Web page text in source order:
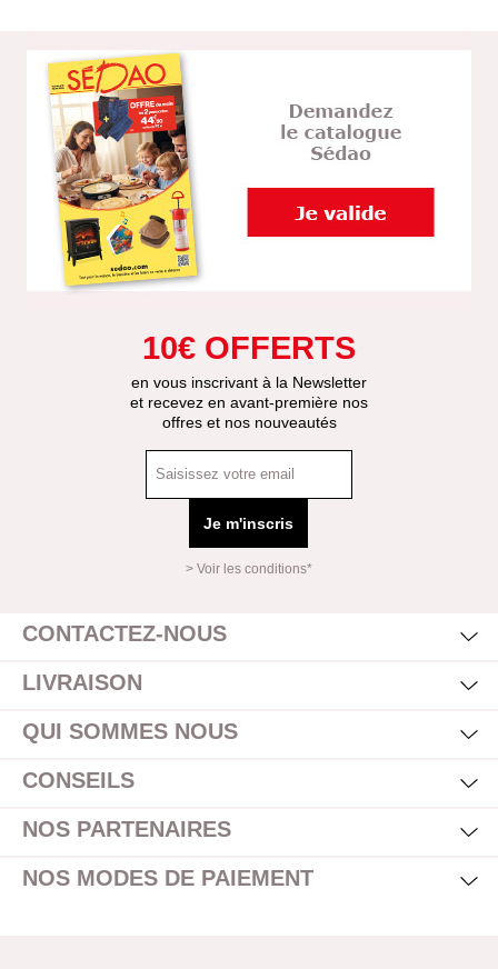
10€ OFFERTS
en vous inscrivant à la Newsletter
et recevez en avant-première nos
offres et nos nouveautés
Je m'inscris
> Voir les conditions*
CONTACTEZ-NOUS
LIVRAISON
QUI SOMMES NOUS
CONSEILS
NOS PARTENAIRES
NOS MODES DE PAIEMENT